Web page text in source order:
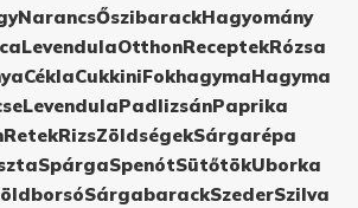
NarancsŐszibarackHagyomány
LevendulaOtthonReceptekRózsa
CéklaCukkiniFokhagymaHagyma
LevendulaPadlizsánPaprika
RetekRizsZöldségekSárgarépa
SpárgaSpenótSütőtökUborka
SárgabarackSzederSzilva